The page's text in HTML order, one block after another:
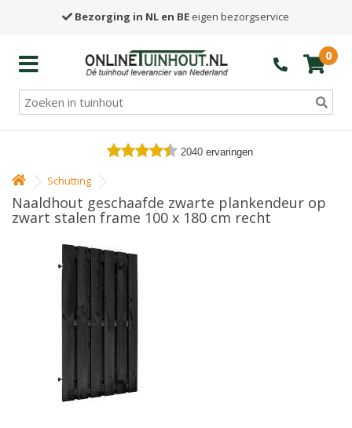
Bezorging in NL en BE eigen bezorgservice
0
2040 ervaringen
Schutting
Naaldhout geschaafde zwarte plankendeur op
zwart stalen frame 100 x 180 cm recht